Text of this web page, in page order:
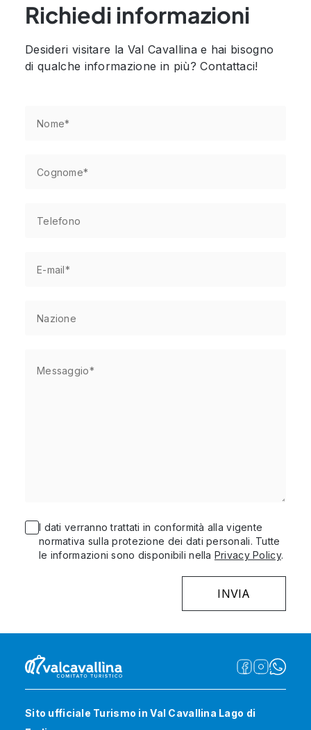
Richiedi informazioni
Desideri visitare la Val Cavallina e hai bisogno
di qualche informazione in più? Contattaci!
I dati verranno trattati in conformità alla vigente
normativa sulla protezione dei dati personali. Tutte
le informazioni sono disponibili nella Privacy Policy.
Sito ufficiale Turismo in Val Cavallina Lago di